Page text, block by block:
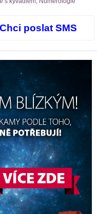
Chci poslat SMS